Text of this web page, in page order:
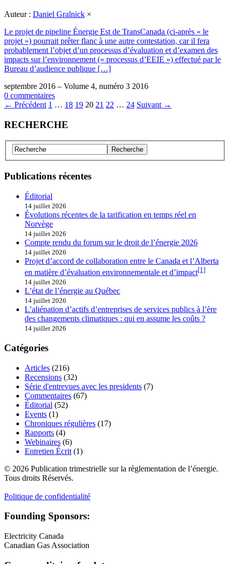
Auteur : Daniel Gralnick ×
Le projet de pipeline Énergie Est de TransCanada (ci-après « le
projet ») pourrait prêter flanc à une autre contestation, car il fera
probablement l’objet d’un processus d’évaluation et d’examen des
impacts sur l’environnement (« processus d’EEIE ») effectué par le
Bureau d’audience publique […]
septembre 2016 – Volume 4, numéro 3 2016
0 commentaires
← Précédent 1 … 18 19 20 21 22 … 24 Suivant →
RECHERCHE
Publications récentes
Éditorial
14 juillet 2026
Évolutions récentes de la tarification en temps réel en
Norvège
14 juillet 2026
Compte rendu du forum sur le droit de l’énergie 2026
14 juillet 2026
Projet d’accord de collaboration entre le Canada et l’Alberta
en matière d’évaluation environnementale et d’impact[1]
14 juillet 2026
L’état de l’énergie au Québec
14 juillet 2026
L’aliénation d’actifs d’entreprises de services publics à l’ère
des changements climatiques : qui en assume les coûts ?
14 juillet 2026
Catégories
Articles (216)
Recensions (32)
Série d'entrevues avec les presidents (7)
Commentaires (67)
Éditorial (52)
Events (1)
Chroniques régulières (17)
Rapports (4)
Webinaires (6)
Entretien Écrit (1)
© 2026 Publication trimestrielle sur la règlementation de l’énergie.
Tous droits Réservés.
Politique de confidentialité
Founding Sponsors:
Electricity Canada
Canadian Gas Association